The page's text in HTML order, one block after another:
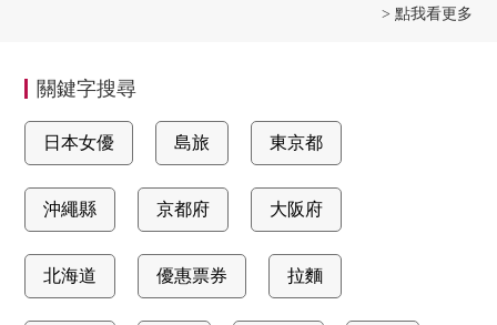
> 點我看更多
關鍵字搜尋
日本女優 島旅 東京都
沖繩縣 京都府 大阪府
北海道 優惠票券 拉麵